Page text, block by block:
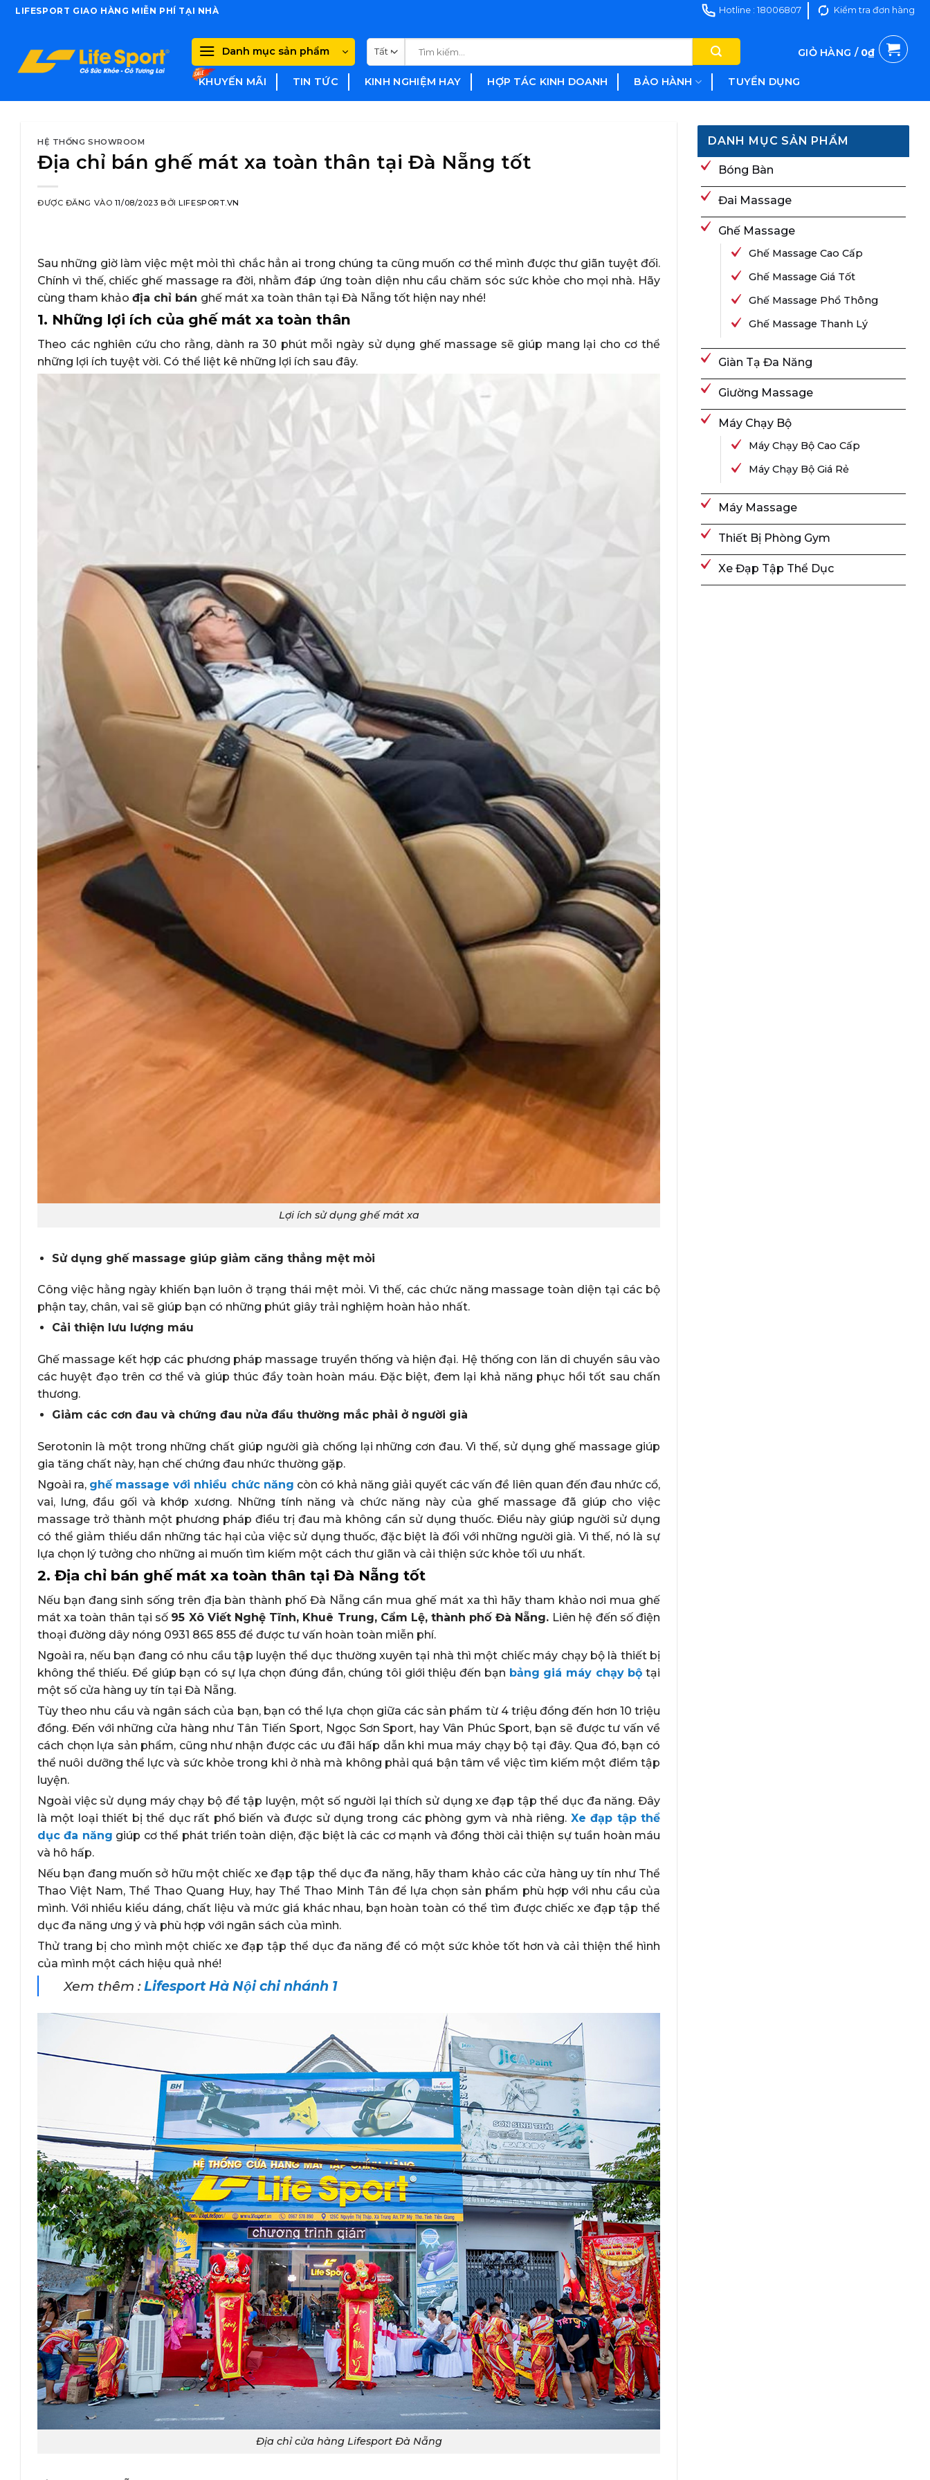
SkipLIFESPORT GIAO HÀNG MIỄN PHÍ TẠI NHÀ Hotline : 18006807 Kiểm tra đơn hàng
Danh mục sản phẩm
kiếm:
KHUYẾN MÃI TIN TỨC KINH NGHIỆM HAY HỢP TÁC KINH DOANH BẢO HÀNH TUYỂN DỤNG
GIỎ HÀNG / 0₫
HỆ THỐNG SHOWROOM
Địa chỉ bán ghế mát xa toàn thân tại Đà Nẵng tốt
ĐƯỢC ĐĂNG VÀO 11/08/2023 BỞILIFESPORT.VN
Sau những giờ làm việc mệt mỏi thì chắc hẳn ai trong chúng ta cũng muốn cơ thể mình được thư giãn tuyệt đối.
Chính vì thế, chiếc ghế massage ra đời, nhằm đáp ứng toàn diện nhu cầu chăm sóc sức khỏe cho mọi nhà. Hãy
cùng tham khảo địa chỉ bán ghế mát xa toàn thân tại Đà Nẵng tốt hiện nay nhé!
1. Những lợi ích của ghế mát xa toàn thân
Theo các nghiên cứu cho rằng, dành ra 30 phút mỗi ngày sử dụng ghế massage sẽ giúp mang lại cho cơ thể
những lợi ích tuyệt vời. Có thể liệt kê những lợi ích sau đây.
Lợi ích sử dụng ghế mát xa
Sử dụng ghế massage giúp giảm căng thẳng mệt mỏi
Công việc hằng ngày khiến bạn luôn ở trạng thái mệt mỏi. Vì thế, các chức năng massage toàn diện tại các bộ
phận tay, chân, vai sẽ giúp bạn có những phút giây trải nghiệm hoàn hảo nhất.
Cải thiện lưu lượng máu
Ghế massage kết hợp các phương pháp massage truyền thống và hiện đại. Hệ thống con lăn di chuyển sâu vào
các huyệt đạo trên cơ thể và giúp thúc đầy toàn hoàn máu. Đặc biệt, đem lại khả năng phục hồi tốt sau chấn
thương.
Giảm các cơn đau và chứng đau nửa đầu thường mắc phải ở người già
Serotonin là một trong những chất giúp người già chống lại những cơn đau. Vì thế, sử dụng ghế massage giúp
gia tăng chất này, hạn chế chứng đau nhức thường gặp.
Ngoài ra, ghế massage với nhiều chức năng còn có khả năng giải quyết các vấn đề liên quan đến đau nhức cổ,
vai, lưng, đầu gối và khớp xương. Những tính năng và chức năng này của ghế massage đã giúp cho việc
massage trở thành một phương pháp điều trị đau mà không cần sử dụng thuốc. Điều này giúp người sử dụng
có thể giảm thiểu dần những tác hại của việc sử dụng thuốc, đặc biệt là đối với những người già. Vì thế, nó là sự
lựa chọn lý tưởng cho những ai muốn tìm kiếm một cách thư giãn và cải thiện sức khỏe tối ưu nhất.
2. Địa chỉ bán ghế mát xa toàn thân tại Đà Nẵng tốt
Nếu bạn đang sinh sống trên địa bàn thành phố Đà Nẵng cần mua ghế mát xa thì hãy tham khảo nơi mua ghế
mát xa toàn thân tại số 95 Xô Viết Nghệ Tĩnh, Khuê Trung, Cẩm Lệ, thành phố Đà Nẵng. Liên hệ đến số điện
thoại đường dây nóng 0931 865 855​ để được tư vấn hoàn toàn miễn phí.
Ngoài ra, nếu bạn đang có nhu cầu tập luyện thể dục thường xuyên tại nhà thì một chiếc máy chạy bộ là thiết bị
không thể thiếu. Để giúp bạn có sự lựa chọn đúng đắn, chúng tôi giới thiệu đến bạn bảng giá máy chạy bộ tại
một số cửa hàng uy tín tại Đà Nẵng.
Tùy theo nhu cầu và ngân sách của bạn, bạn có thể lựa chọn giữa các sản phẩm từ 4 triệu đồng đến hơn 10 triệu
đồng. Đến với những cửa hàng như Tân Tiến Sport, Ngọc Sơn Sport, hay Vân Phúc Sport, bạn sẽ được tư vấn về
cách chọn lựa sản phẩm, cũng như nhận được các ưu đãi hấp dẫn khi mua máy chạy bộ tại đây. Qua đó, bạn có
thể nuôi dưỡng thể lực và sức khỏe trong khi ở nhà mà không phải quá bận tâm về việc tìm kiếm một điểm tập
luyện.
Ngoài việc sử dụng máy chạy bộ để tập luyện, một số người lại thích sử dụng xe đạp tập thể dục đa năng. Đây
là một loại thiết bị thể dục rất phổ biến và được sử dụng trong các phòng gym và nhà riêng. Xe đạp tập thể
dục đa năng giúp cơ thể phát triển toàn diện, đặc biệt là các cơ mạnh và đồng thời cải thiện sự tuần hoàn máu
và hô hấp.
Nếu bạn đang muốn sở hữu một chiếc xe đạp tập thể dục đa năng, hãy tham khảo các cửa hàng uy tín như Thể
Thao Việt Nam, Thể Thao Quang Huy, hay Thể Thao Minh Tân để lựa chọn sản phẩm phù hợp với nhu cầu của
mình. Với nhiều kiểu dáng, chất liệu và mức giá khác nhau, bạn hoàn toàn có thể tìm được chiếc xe đạp tập thể
dục đa năng ưng ý và phù hợp với ngân sách của mình.
Thử trang bị cho mình một chiếc xe đạp tập thể dục đa năng để có một sức khỏe tốt hơn và cải thiện thể hình
của mình một cách hiệu quả nhé!
Xem thêm :Lifesport Hà Nội chi nhánh 1
Địa chỉ cửa hàng Lifesport Đà Nẵng
DANH MỤC SẢN PHẨM
Bóng Bàn
Đai Massage
Ghế Massage
Ghế Massage Cao Cấp
Ghế Massage Giá Tốt
Ghế Massage Phổ Thông
Ghế Massage Thanh Lý
Giàn Tạ Đa Năng
Giường Massage
Máy Chạy Bộ
Máy Chạy Bộ Cao Cấp
Máy Chạy Bộ Giá Rẻ
Máy Massage
Thiết Bị Phòng Gym
Xe Đạp Tập Thể Dục